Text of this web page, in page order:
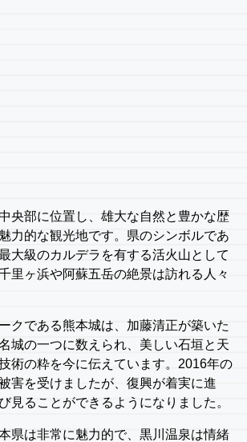
央部に位置し、雄大な自然と豊かな歴
力的な観光地です。県のシンボルであ
大級のカルデラを有する活火山として
里ヶ浜や阿蘇五岳の絶景は訪れる人々
クである熊本城は、加藤清正が築いた
城の一つに数えられ、美しい石垣と天
術の粋を今に伝えています。2016年の
害を受けましたが、復興が着実に進
見ることができるようになりました。
県は非常に魅力的で、黒川温泉は情緒